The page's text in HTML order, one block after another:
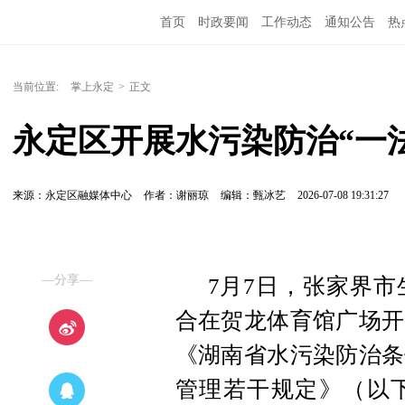
首页 时政要闻 工作动态 通知公告 热
当前位置: 掌上永定 > 正文
永定区开展水污染防治“一
来源：永定区融媒体中心 作者：谢丽琼 编辑：甄冰艺 2026-07-08 19:31:27
—分享—
7月7日，张家界
合在贺龙体育馆广场
《湖南省水污染防治
管理若干规定》（以